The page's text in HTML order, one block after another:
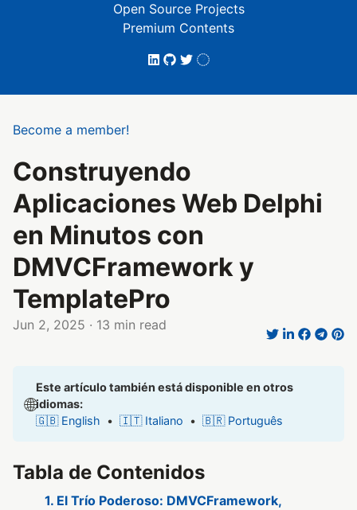
Open Source Projects
Premium Contents
Become a member!
Construyendo
Aplicaciones Web Delphi
en Minutos con
DMVCFramework y
TemplatePro
Jun 2, 2025 · 13 min read
🌐
Este artículo también está disponible en otros
idiomas:
🇬🇧 English • 🇮🇹 Italiano • 🇧🇷 Português
Tabla de Contenidos
1. El Trío Poderoso: DMVCFramework,